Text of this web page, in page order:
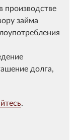
производстве
займа
долга,
.